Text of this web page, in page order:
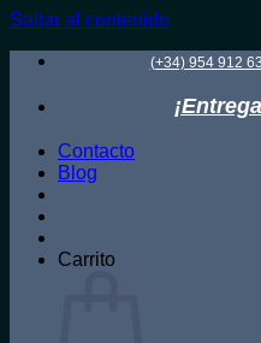
Saltar al contenido
(+34) 954 912
Contacto
Blog
Carrito